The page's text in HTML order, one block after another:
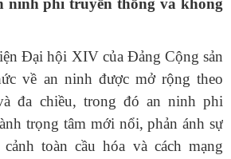
ninh phi truyền thống và không
Đại hội XIV của Đảng Cộng sản
về an ninh được mở rộng theo
đa chiều, trong đó an ninh phi
trọng tâm mới nổi, phản ánh sự
toàn cầu hóa và cách mạng